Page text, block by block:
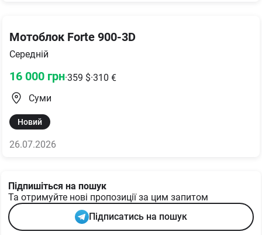
Мотоблок Forte 900-3D
Середній
16 000 грн·359 $·310 €
Суми
Новий
26.07.2026
Підпишіться на пошук
Та отримуйте нові пропозиції за цим запитом
Підписатись на пошук